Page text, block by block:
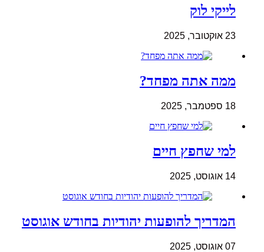
לייקי לוק
23 אוקטובר, 2025
ממה אתה מפחד?
18 ספטמבר, 2025
למי שחפץ חיים
14 אוגוסט, 2025
המדריך להופעות יהודיות בחודש אוגוסט
07 אוגוסט, 2025